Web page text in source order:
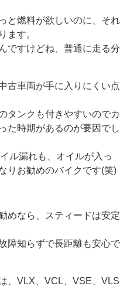
と燃料が欲しいのに、それ
ます。
ですけどね、普通に走る分
古車両が手に入りにくい点
タンクも付きやすいのでカ
た時期があるのが要因でし
ル漏れも、オイルが入っ
りお勧めのバイクです(笑)
めなら、スティードは安定
障知らずで長距離も安心で
、VLX、VCL、VSE、VLS